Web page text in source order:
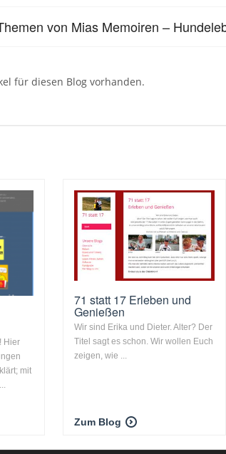
von Mias Memoiren –
für diesen Blog vorhanden.
Hier
mit
71 statt 17 Erleben und
Genießen
Wir sind Erika und Dieter. Alter? Der
Titel sagt es schon. Wir wollen Euch
zeigen, wie ...
Zum Blog